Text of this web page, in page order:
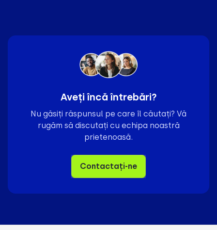
Aveți încă întrebări?
Nu găsiți răspunsul pe care îl căutați? Vă
rugăm să discutați cu echipa noastră
prietenoasă.
Contactați-ne